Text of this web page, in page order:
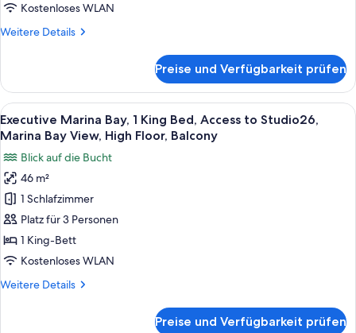
Kostenloses WLAN
Weitere Details
Weitere
Studio
Preise und Verfügbarkeit prüfen
Alle
Fotos
Executive
Marina
Bay,
1
King
Bed,
to
Ein modernes Hotelzimmer mit
6
Executive Marina Bay, 1 King Bed, Access to Studio26,
Marina Bay View, High Floor, Balcony
Blick auf die Bucht
46 m²
1 Schlafzimmer
Platz für 3 Personen
1 King-Bett
Kostenloses WLAN
Weitere Details
Weitere
Preise und Verfügbarkeit prüfen